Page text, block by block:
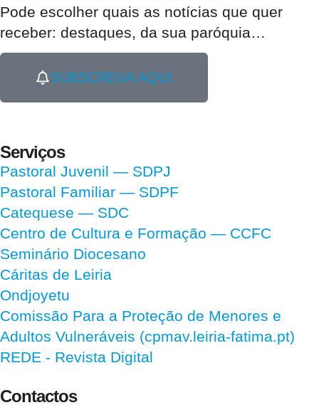
Pode escolher quais as notícias que quer
receber: destaques, da sua paróquia
SUBSCREVA AQUI
Serviços
Pastoral Juvenil — SDPJ
Pastoral Familiar — SDPF
Catequese — SDC
Centro de Cultura e Formação — CCFC
Seminário Diocesano
Cáritas de Leiria
Ondjoyetu
Comissão Para a Proteção de Menores e
Adultos Vulneráveis (cpmav.leiria-fatima.pt)
REDE - Revista Digital
Contactos